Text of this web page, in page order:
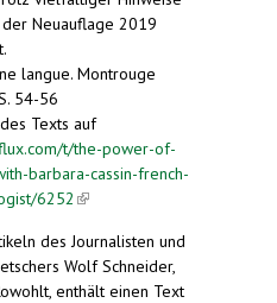
Neuauflage 2019
langue. Montrouge
54-56
Texts auf
t/the-power-of-
barbara-cassin-french-
6252 (link is external)
des Journalisten und
Wolf Schneider,
enthält einen Text